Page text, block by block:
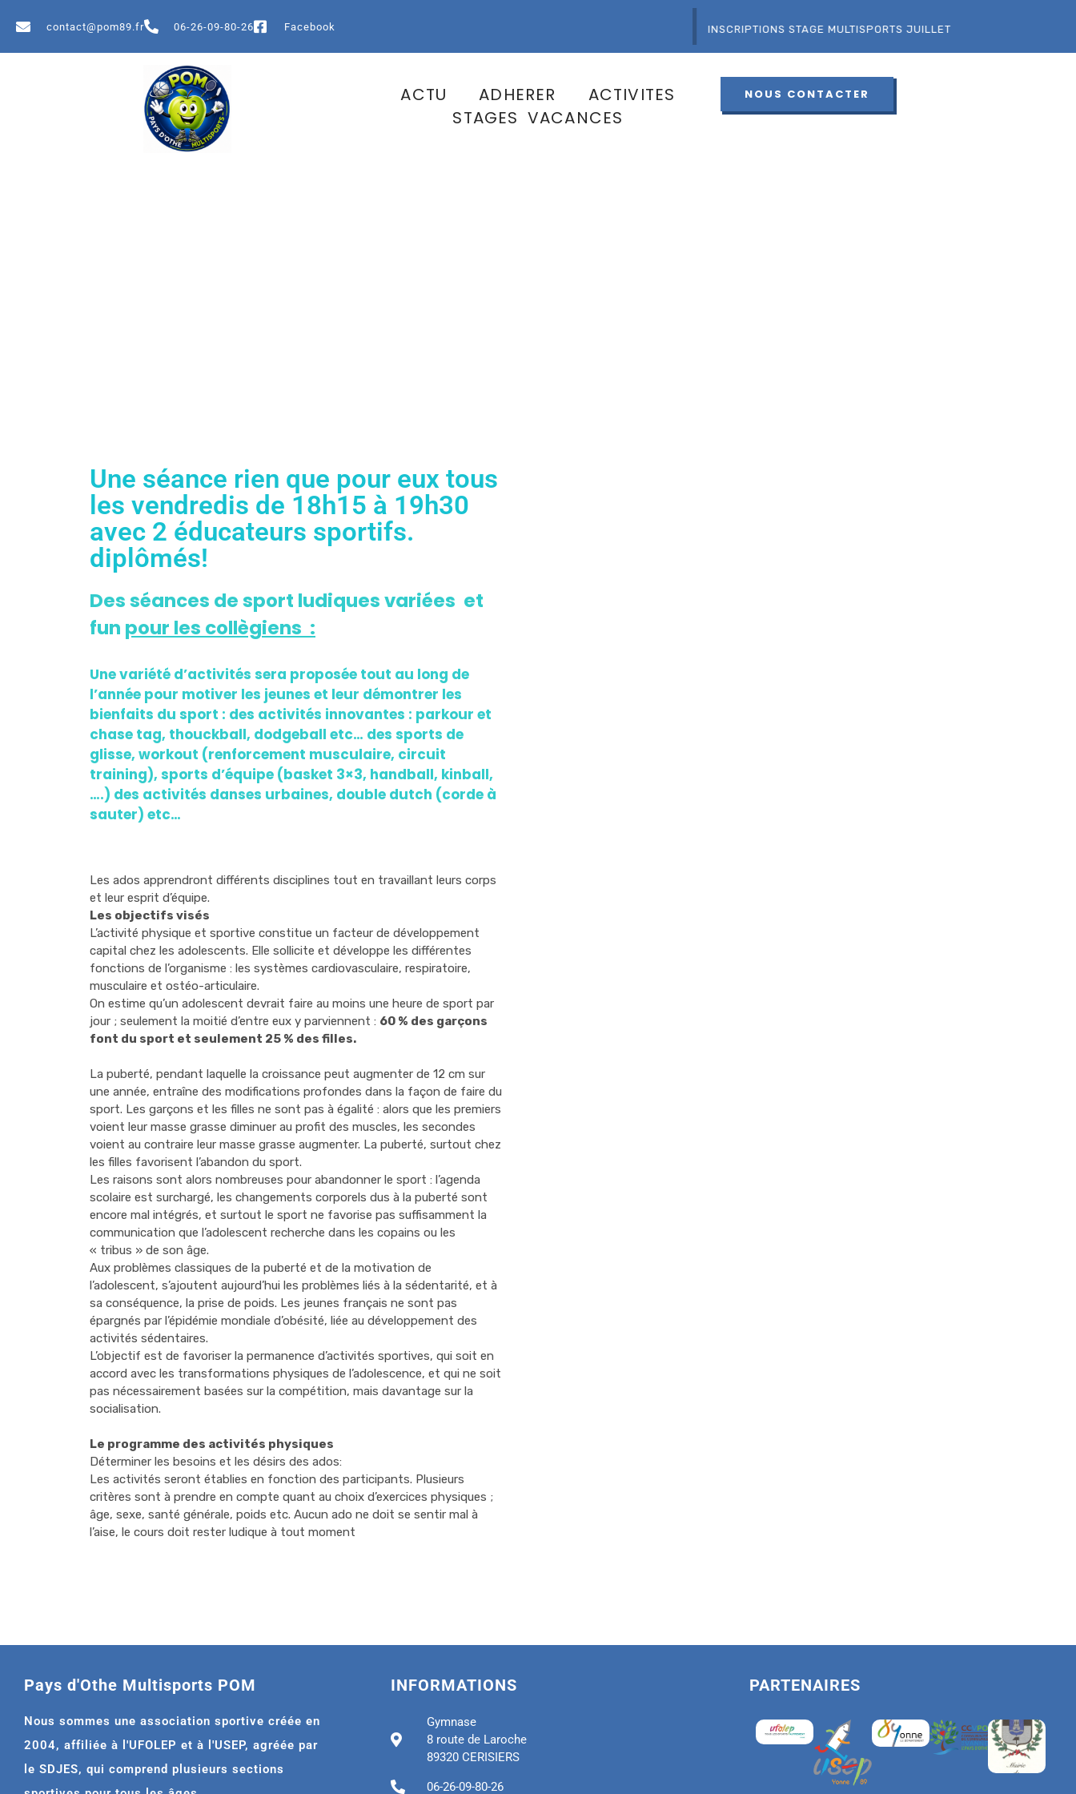
contact@pom89.fr 06-26-09-80-26 Facebook INSCRIPTIONS STAGE MULTISPORTS JUILLET
ACTU ADHERER
ACTIVITES
STAGES VACANCES
NOUS CONTACTER
Une séance rien que pour eux tous
les vendredis de 18h15 à 19h30
avec 2 éducateurs sportifs.
diplômés!
Des séances de sport ludiques variées et
fun pour les collègiens :
Une variété d’activités sera proposée tout au long de
l’année pour motiver les jeunes et leur démontrer les
bienfaits du sport : des activités innovantes : parkour et
chase tag, thouckball, dodgeball etc… des sports de
glisse, workout (renforcement musculaire, circuit
training), sports d’équipe (basket 3×3, handball, kinball,
….) des activités danses urbaines, double dutch (corde à
sauter) etc…
Les ados apprendront différents disciplines tout en travaillant leurs corps
et leur esprit d’équipe.
Les objectifs visés
L’activité physique et sportive constitue un facteur de développement
capital chez les adolescents. Elle sollicite et développe les différentes
fonctions de l’organisme : les systèmes cardiovasculaire, respiratoire,
musculaire et ostéo-articulaire.
On estime qu’un adolescent devrait faire au moins une heure de sport par
jour ; seulement la moitié d’entre eux y parviennent : 60 % des garçons
font du sport et seulement 25 % des filles.
La puberté, pendant laquelle la croissance peut augmenter de 12 cm sur
une année, entraîne des modifications profondes dans la façon de faire du
sport. Les garçons et les filles ne sont pas à égalité : alors que les premiers
voient leur masse grasse diminuer au profit des muscles, les secondes
voient au contraire leur masse grasse augmenter. La puberté, surtout chez
les filles favorisent l’abandon du sport.
Les raisons sont alors nombreuses pour abandonner le sport : l’agenda
scolaire est surchargé, les changements corporels dus à la puberté sont
encore mal intégrés, et surtout le sport ne favorise pas suffisamment la
communication que l’adolescent recherche dans les copains ou les
« tribus » de son âge.
Aux problèmes classiques de la puberté et de la motivation de
l’adolescent, s’ajoutent aujourd’hui les problèmes liés à la sédentarité, et à
sa conséquence, la prise de poids. Les jeunes français ne sont pas
épargnés par l’épidémie mondiale d’obésité, liée au développement des
activités sédentaires.
L’objectif est de favoriser la permanence d’activités sportives, qui soit en
accord avec les transformations physiques de l’adolescence, et qui ne soit
pas nécessairement basées sur la compétition, mais davantage sur la
socialisation.
Le programme des activités physiques
Déterminer les besoins et les désirs des ados:
Les activités seront établies en fonction des participants. Plusieurs
critères sont à prendre en compte quant au choix d’exercices physiques ;
âge, sexe, santé générale, poids etc. Aucun ado ne doit se sentir mal à
l’aise, le cours doit rester ludique à tout moment
Pays d'Othe Multisports POM
Nous sommes une association sportive créée en
2004, affiliée à l'UFOLEP et à l'USEP, agréée par
le SDJES, qui comprend plusieurs sections
INFORMATIONS
Gymnase
8 route de Laroche
89320 CERISIERS
06-26-09-80-26
PARTENAIRES